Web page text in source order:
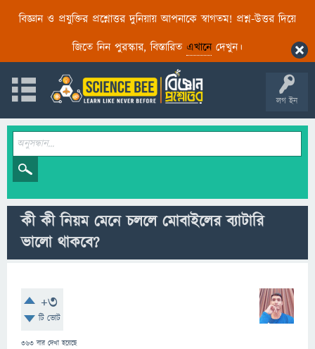
বিজ্ঞান ও প্রযুক্তির প্রশ্নোত্তর দুনিয়ায় আপনাকে স্বাগতম! প্রশ্ন-উত্তর দিয়ে
জিতে নিন পুরস্কার, বিস্তারিত এখানেদেখুন।
লগ ইন
কী কী নিয়ম মেনে চললে মোবাইলের ব্যাটারি
ভালো থাকবে?
+3
টি ভোট
363 বার দেখা হয়েছে